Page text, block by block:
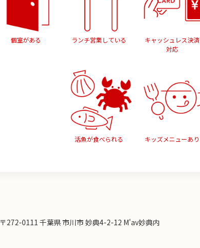
個室がある ランチ営業している
キャッシュレス決済
対応
活魚が食べられる キッズメニューあり
〒272-0111 千葉県 市川市 妙典4-2-12 M'av妙典内